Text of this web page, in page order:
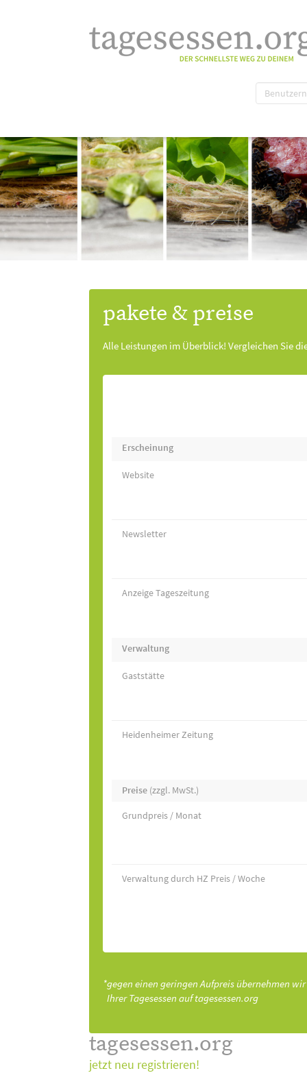
pakete & preise
Alle Leistungen im Überblick! Vergleichen Sie
Erscheinung
Website
Newsletter
Anzeige Tageszeitung
Verwaltung
Gaststätte
Heidenheimer Zeitung
Preise (zzgl. MwSt.)
Grundpreis / Monat
Verwaltung durch HZ Preis / Woche
*gegen einen geringen Aufpreis übernehmen
Ihrer Tagesessen auf tagesessen.org
tagesessen.org
jetzt neu registrieren!